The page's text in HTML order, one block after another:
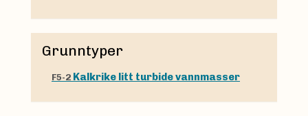
Grunntyper
F5-2 Kalkrike litt turbide vannmasser